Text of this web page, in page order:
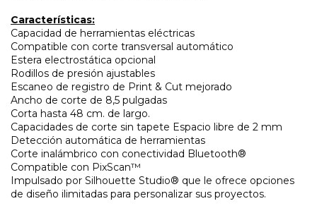
Características:
Capacidad de herramientas eléctricas
Compatible con corte transversal automático
Estera electrostática opcional
Rodillos de presión ajustables
Escaneo de registro de Print & Cut mejorado
Ancho de corte de 8,5 pulgadas
Corta hasta 48 cm. de largo.
Capacidades de corte sin tapete Espacio libre de 2 mm
Detección automática de herramientas
Corte inalámbrico con conectividad Bluetooth®
Compatible con PixScan™
Impulsado por Silhouette Studio® que le ofrece opciones
de diseño ilimitadas para personalizar sus proyectos.